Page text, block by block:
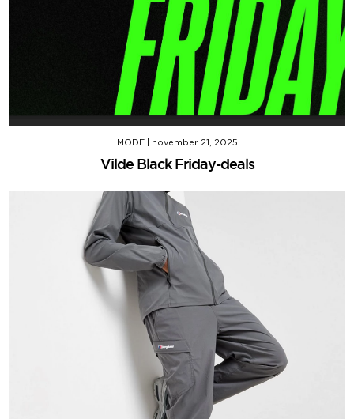
MODE| november 21, 2025
Vilde Black Friday-deals